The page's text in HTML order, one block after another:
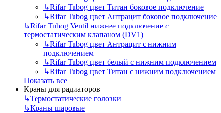
↳Rifar Tubog цвет Титан боковое подключение
↳Rifar Tubog цвет Антрацит боковое подключение
↳Rifar Tubog Ventil нижнее подключение с
термостатическим клапаном (DV1)
↳Rifar Tubog цвет Антрацит с нижним
подключением
↳Rifar Tubog цвет белый с нижним подключением
↳Rifar Tubog цвет Титан с нижним подключением
Показать все
Краны для радиаторов
↳Термостатические головки
↳Краны шаровые